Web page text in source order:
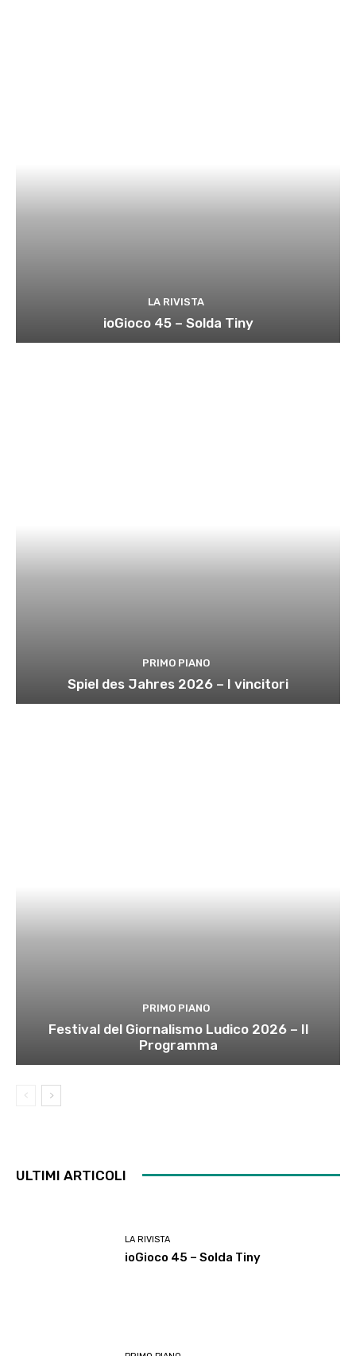
LA RIVISTA
ioGioco 45 – Solda Tiny
PRIMO PIANO
Spiel des Jahres 2026 – I vincitori
PRIMO PIANO
Festival del Giornalismo Ludico 2026 – Il
Programma
ULTIMI ARTICOLI
LA RIVISTA
ioGioco 45 – Solda Tiny